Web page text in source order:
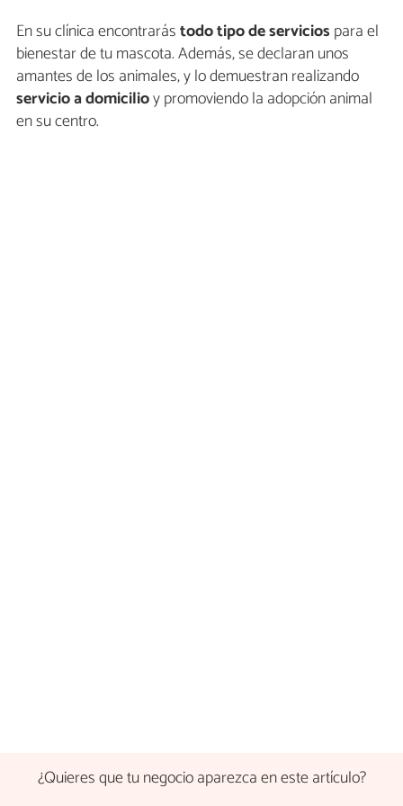
En su clínica encontrarástodo tipo de servicios para el
bienestar de tu mascota. Además, se declaran unos
amantes de los animales, y lo demuestran realizando
servicio a domicilioy promoviendo la adopción animal
en su centro.
¿Quieres que tu negocio aparezca en este artículo?